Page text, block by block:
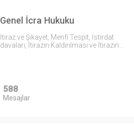
Genel İcra Hukuku
İtiraz ve Şikayet, Menfi Tespit, İstirdat
davaları, İtirazın Kaldırılması ve İtirazın…
588
Mesajlar